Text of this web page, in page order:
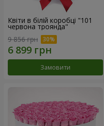
Квіти в білій коробці "101
червона троянда"
9 856 грн
Замовити